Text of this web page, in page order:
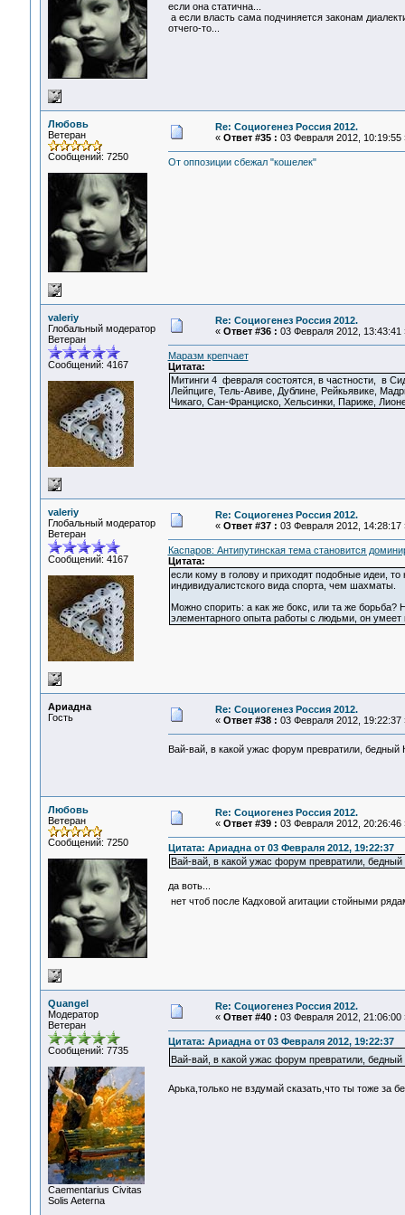
если она статична...
а если власть сама подчиняется законам
отчего-то...
Любовь
Ветеран
Сообщений: 7250
Re: Социогенез Россия 2012.
« Ответ #35 : 03 Февраля 2012, 10:19:55
От оппозиции сбежал "кошелек"
valeriy
Глобальный модератор
Ветеран
Сообщений: 4167
Re: Социогенез Россия 2012.
« Ответ #36 : 03 Февраля 2012, 13:43:41
Маразм крепчает
Цитата:
Митинги 4 февраля состоятся, в частности, в
Лейпциге, Тель-Авиве, Дублине, Рейкьявике,
Чикаго, Сан-Франциско, Хельсинки, Париже,
valeriy
Глобальный модератор
Ветеран
Сообщений: 4167
Re: Социогенез Россия 2012.
« Ответ #37 : 03 Февраля 2012, 14:28:17
Каспаров: Антипутинская тема становится
Цитата:
если кому в голову и приходят подобные идеи, то
индивидуалистского вида спорта, чем шахматы.
Можно спорить: а как же бокс, или та же
элементарного опыта работы с людьми, он
Ариадна
Гость
Re: Социогенез Россия 2012.
« Ответ #38 : 03 Февраля 2012, 19:22:37
Вай-вай, в какой ужас форум превратили, бедный
Любовь
Ветеран
Сообщений: 7250
Re: Социогенез Россия 2012.
« Ответ #39 : 03 Февраля 2012, 20:26:46
Цитата: Ариадна от 03 Февраля 2012, 19:22:37
Вай-вай, в какой ужас форум превратили, бедный
да воть...
нет чтоб после Кадховой агитации стойными
Quangel
Модератор
Ветеран
Сообщений: 7735
Сaementarius Civitas
Solis Aeterna
Re: Социогенез Россия 2012.
« Ответ #40 : 03 Февраля 2012, 21:06:00
Цитата: Ариадна от 03 Февраля 2012, 19:22:37
Вай-вай, в какой ужас форум превратили,
Арька,только не вздумай сказать,что ты тоже за